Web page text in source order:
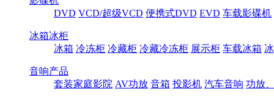
DVD VCD/超级VCD 便携式DVD EVD 车载影碟机
冰箱冰柜
冰箱 冷冻柜 冷藏柜 冷藏冷冻柜 展示柜 车载冰箱
音响产品
套装家庭影院 AV功放 音箱 投影机 汽车音响 功放